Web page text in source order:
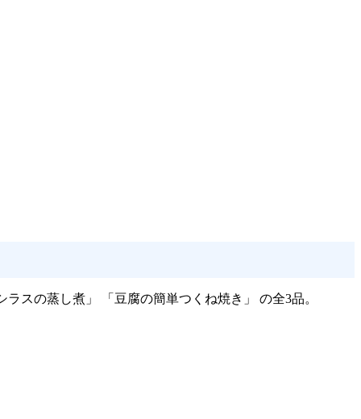
スの蒸し煮」 「豆腐の簡単つくね焼き」 の全3品。